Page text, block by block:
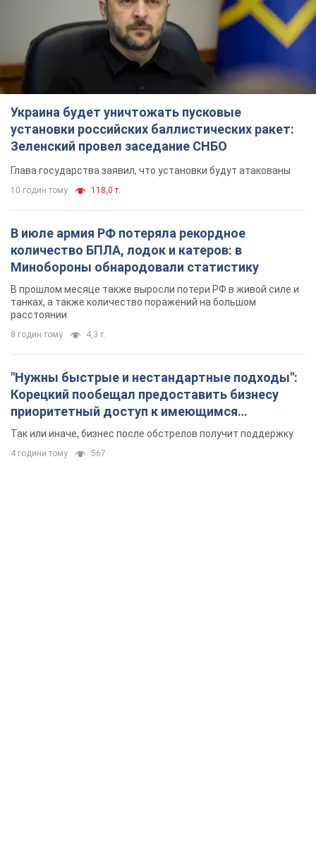
118,0 т.
В июле армия РФ потеряла рекордное
количество БПЛА, лодок и катеров: в
Минобороны обнародовали статистику
В прошлом месяце также выросли потери РФ в живой силе и
танках, а также количество поражений на большом
расстоянии
8 годин тому 4,3 т.
"Нужны быстрые и нестандартные подходы":
Корецкий пообещал предоставить бизнесу
приоритетный доступ к имеющимся
складским помещениям
Так или иначе, бизнес после обстрелов получит поддержку
4 години тому 567